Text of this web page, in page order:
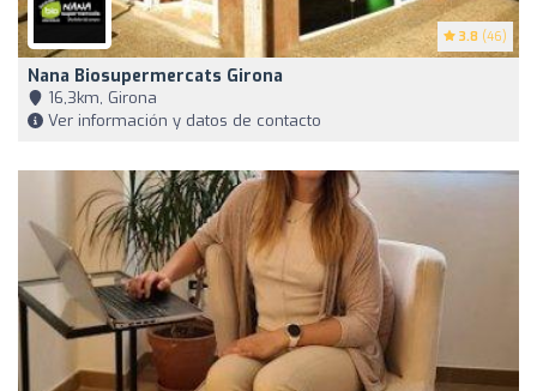
3.8 (46)
Nana Biosupermercats Girona
16,3km, Girona
Ver información y datos de contacto